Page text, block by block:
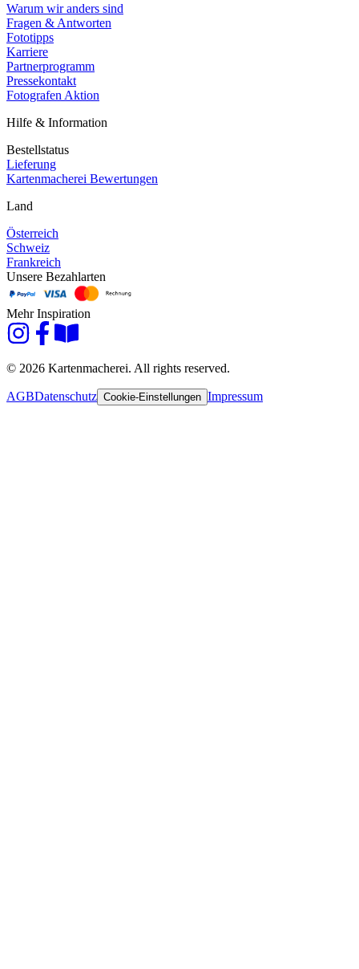
Warum wir anders sind
Fragen & Antworten
Fototipps
Karriere
Partnerprogramm
Pressekontakt
Fotografen Aktion
Hilfe & Information
Bestellstatus
Lieferung
Kartenmacherei Bewertungen
Land
Österreich
Schweiz
Frankreich
Unsere Bezahlarten
Mehr Inspiration
© 2026 Kartenmacherei. All rights reserved.
AGBDatenschutz Cookie-Einstellungen Impressum